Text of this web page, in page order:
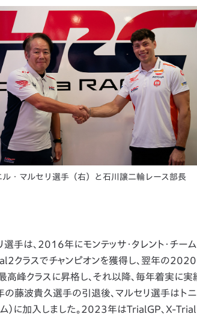
ル・マルセリ選手（右）と石川譲二輪レース部長
手は、2016年にモンテッサ・タレント・チ
クラスでチャンピオンを獲得し、翌年の2020
高峰クラスに昇格し、それ以降、毎年着実に実
藤波貴久選手の引退後、マルセリ選手はトニ
ム）に加入しました。2023年はTrialGP、X-